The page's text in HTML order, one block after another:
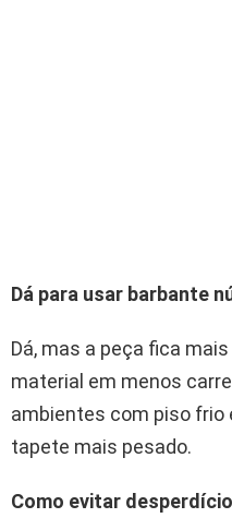
Dá para usar barbante
Dá, mas a peça fica
material em menos
ambientes com piso frio
tapete mais pesado.
Como evitar